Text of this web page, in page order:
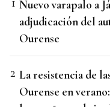
Nuevo varapalo a
adjudicación del
Ourense
La resistencia de
Ourense en